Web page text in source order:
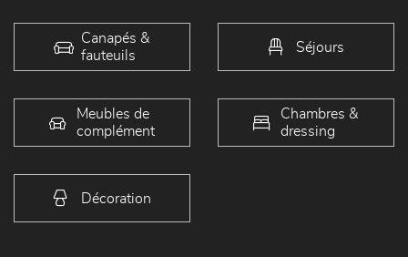
Canapés &
fauteuils
Séjours
Meubles de
complément
Chambres &
dressing
Décoration